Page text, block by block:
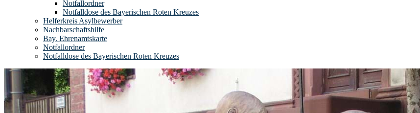
Notfallordner
Notfalldose des Bayerischen Roten Kreuzes
Helferkreis Asylbewerber
Nachbarschaftshilfe
Bay. Ehrenamtskarte
Notfallordner
Notfalldose des Bayerischen Roten Kreuzes